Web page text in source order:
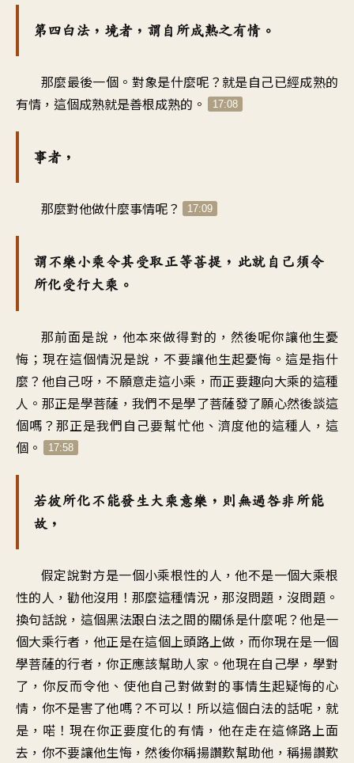
第四白法，境者，謂自所成熟之有情。
那麼最後一個。對象是什麼呢？就是自己已經成熟的
有情，這個成熟就是善根成熟的。
17:08
事者，
那麼對他做什麼事情呢？ 17:09
謂不樂小乘令其受取正等菩提，此就自己須令
所化受行大乘。
那前面是說，他本來做得對的，然後呢你讓他生憂
悔；現在這個情況是說，不要讓他生起憂悔。這是指什
麼？他自己呀，不願意走這小乘，而正要趣向大乘的這種
人。那正是學菩薩，我們不是學了菩薩發了願心然後談這
個嗎？那正是我們自己要幫忙他、濟度他的這種人，這
個。
17:58
若彼所化不能發生大乘意樂，則無過咎非所能
故，
假定說對方是一個小乘根性的人，他不是一個大乘根
性的人，勸他沒用！那麼這種情況，那沒問題，沒問題。
換句話說，這個黑法跟白法之間的關係是什麼呢？他是一
個大乘行者，他正是在這個上頭路上做，而你現在是一個
學菩薩的行者，你正應該幫助人家。他現在自己學，學對
了，你反而令他、使他自己對做對的事情生起疑悔的心
情，你不是害了他嗎？不可以！所以這個白法的話呢，就
是，喏！現在你正要度化的有情，他在走在這條路上面
去，你不要讓他生悔，然後你稱揚讚歎幫助他，稱揚讚歎